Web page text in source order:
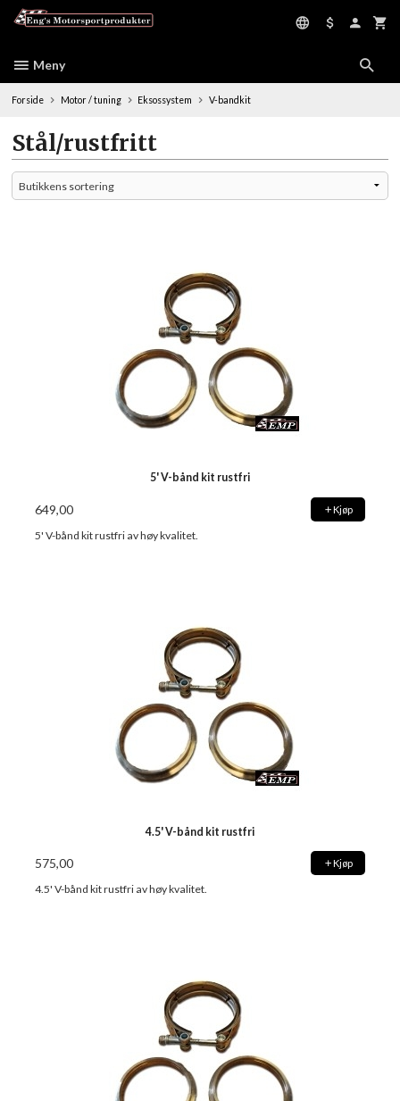
Meny
Forside Motor / tuning Eksossystem V-bandkit
Stål/rustfritt
5' V-bånd kit rustfri
649,00 Kjøp
5' V-bånd kit rustfri av høy kvalitet.
4.5' V-bånd kit rustfri
575,00 Kjøp
4.5' V-bånd kit rustfri av høy kvalitet.